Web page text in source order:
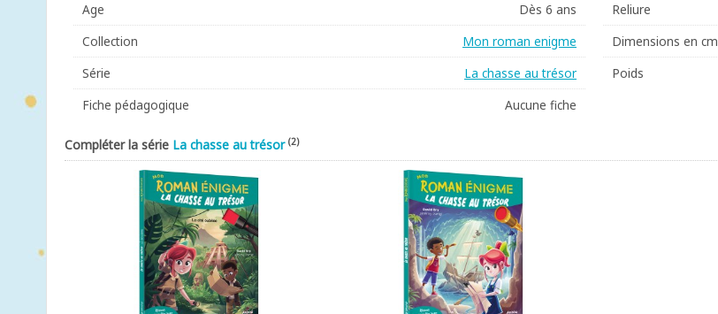
Age
Dès 6 ans
Collection
Mon roman enigme
Série
La chasse au trésor
Fiche pédagogique
Aucune fiche
Reliure
Dimensions en cm
Poids
Compléter la série La chasse au trésor (2)